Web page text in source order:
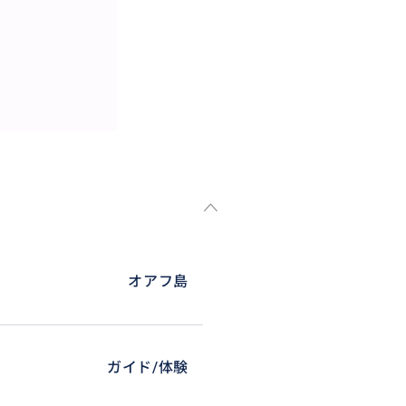
オアフ島
ガイド/体験